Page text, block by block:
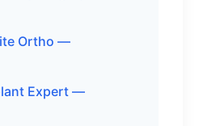
Ortho —
Expert —